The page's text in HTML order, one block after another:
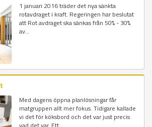
1 januari 2016 träder det nya sänkta
rotavdraget i kraft. Regeringen har beslutat
att Rot avdraget ska sänkas från 50% - 30%
av...
Med dagens öppna planlösningar får
matgruppen allt mer fokus. Tidigare kallade
vi det för köksbord och det var just precis